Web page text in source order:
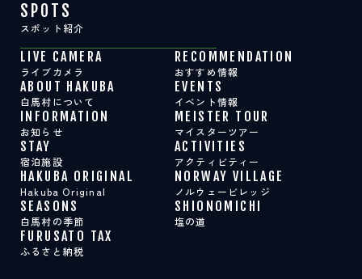
SPOTS
スポット紹介
LIVE CAMERA
ライブカメラ
RECOMMENDATION
おすすめ情報
ABOUT HAKUBA
白馬村について
EVENTS
イベント情報
INFORMATION
お知らせ
MEISTER TOUR
マイスターツアー
STAY
宿泊施設
ACTIVITIES
アクティビティー
HAKUBA ORIGINAL
Hakuba Original
SPOTS
スポット紹介
LIVE CAMERA
ライブカメラ
RECOMMENDATION
おすすめ情報
ABOUT HAKUBA
白馬村について
EVENTS
イベント情報
INFORMATION
お知らせ
MEISTER TOUR
マイスターツアー
STAY
宿泊施設
ACTIVITIES
アクティビティー
HAKUBA ORIGINAL
Hakuba Original
NORWAY VILLAGE
ノルウェービレッジ
SEASONS
白馬村の季節
SHIONOMICHI
塩の道
FURUSATO TAX
ふるさと納税